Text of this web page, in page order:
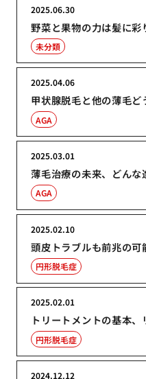
野菜と果物の力は髪に彩
2025.06.30
未分類
甲状腺脱毛と他の薄毛ど
2025.04.06
AGA
薄毛治療の未来、どんな
2025.03.01
AGA
頭皮トラブルも前兆の
2025.02.10
円形脱毛症
トリートメントの基本
2025.02.01
円形脱毛症
2024.12.12